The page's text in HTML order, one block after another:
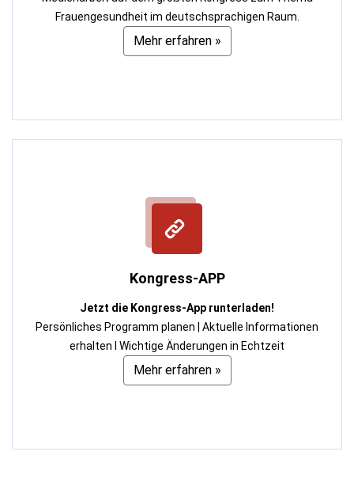
Frauengesundheit im deutschsprachigen Raum.
Mehr erfahren »
Kongress-APP
Jetzt die Kongress-App runterladen!
Persönliches Programm planen | Aktuelle Informationen
erhalten I Wichtige Änderungen in Echtzeit
Mehr erfahren »